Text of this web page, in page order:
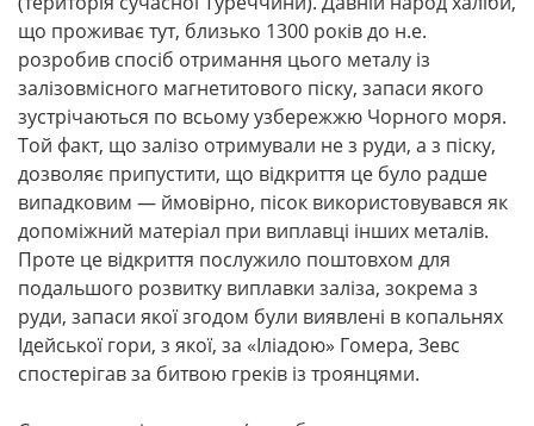
що проживає тут, близько 1300 років до н.е.
розробив спосіб отримання цього металу із
залізовмісного магнетитового піску, запаси якого
зустрічаються по всьому узбережжю Чорного моря.
Той факт, що залізо отримували не з руди, а з піску,
дозволяє припустити, що відкриття це було радше
випадковим — ймовірно, пісок використовувався як
допоміжний матеріал при виплавці інших металів.
Проте це відкриття послужило поштовхом для
подальшого розвитку виплавки заліза, зокрема з
руди, запаси якої згодом були виявлені в копальнях
Ідейської гори, з якої, за «Іліадою» Гомера, Зевс
спостерігав за битвою греків із троянцями.